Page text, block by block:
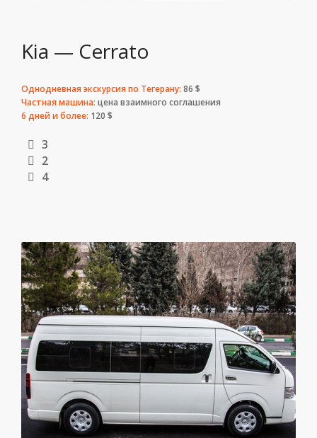
Kia — Cerrato
Однодневная экскурсия по Тегерану: 86 $
Частная машина: цена взаимного соглашения
6 дней и более: 120 $
3
2
4